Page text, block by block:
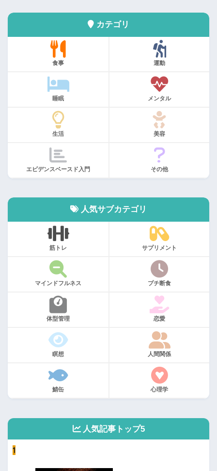
カテゴリ
食事 運動
睡眠 メンタル
生活 美容
エビデンスベースド入門 その他
人気サブカテゴリ
筋トレ サプリメント
マインドフルネス プチ断食
体型管理 恋愛
瞑想 人間関係
鯖缶 心理学
人気記事トップ5
1